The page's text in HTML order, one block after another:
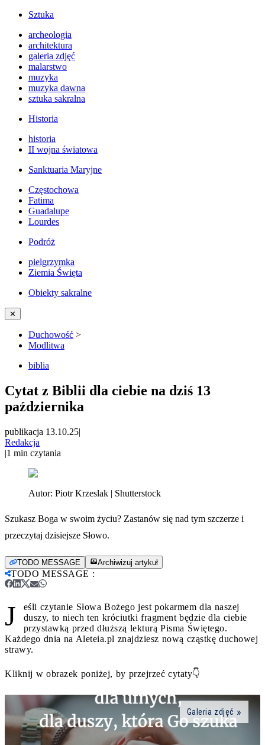
Sztuka
archeologia
architektura
galeria zdjęć
malarstwo
muzyka
muzyka dawna
sztuka sakralna
Historia
historia
II wojna światowa
Sanktuaria Maryjne
Częstochowa
Fatima
Guadalupe
Lourdes
Podróż
pielgrzymka
Ziemia Święta
Obiekty sakralne
✕
Duchowość >
Modlitwa
biblia
Cytat z Biblii dla ciebie na dziś 13
października
publikacja 13.10.25|
Redakcja
|1 min czytania
Autor: Piotr Krzeslak | Shutterstock
Szukasz Boga w swoim życiu? Zastanów się nad tym szczerze i
przeczytaj dzisiejsze Słowo.
TODO MESSAGE Archiwizuj artykuł
TODO MESSAGE :
J
eśli czytanie Słowa Bożego jest pokarmem dla naszej
duszy, to niech ten króciutki fragment będzie dla ciebie
przystawką przed dłuższą lekturą Pisma Świętego.
Każdego dnia na Aleteia.pl znajdziesz nową cząstkę duchowej
strawy.
Kliknij w obrazek poniżej, by przejrzeć cytaty👇
Galeria zdjęć